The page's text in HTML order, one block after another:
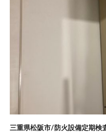
三重県松阪市/防火設備定期